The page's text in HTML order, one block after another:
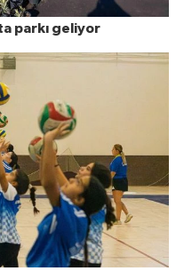
parkı geliyor